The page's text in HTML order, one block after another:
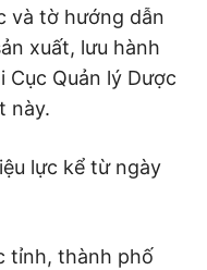
và tờ hướng dẫn
xuất, lưu hành
Quản lý Dược
này.
lực kể từ ngày
tỉnh, thành phố